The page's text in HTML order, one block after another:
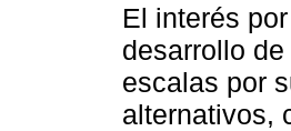
El interés
desarrollo
escalas por
alternativos,